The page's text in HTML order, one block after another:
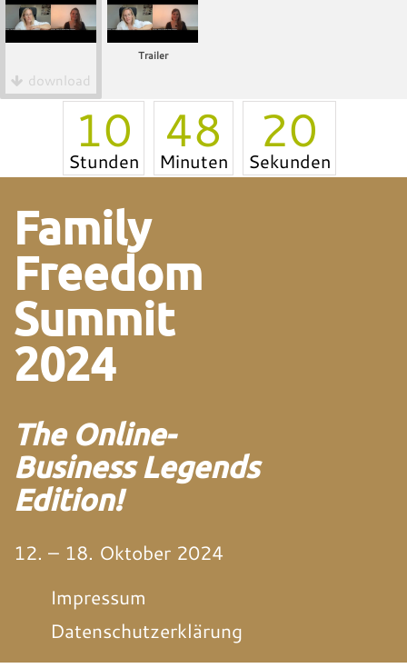
download
Trailer
10
Stunden 48
Minuten 20
Sekunden
Family
Freedom
Summit
2024
The Online-
Business Legends
Edition!
12. – 18. Oktober 2024
Impressum
Datenschutzerklärung